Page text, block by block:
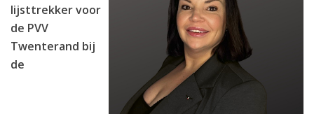
lijsttrekker voor
de PVV
Twenterand bij
de